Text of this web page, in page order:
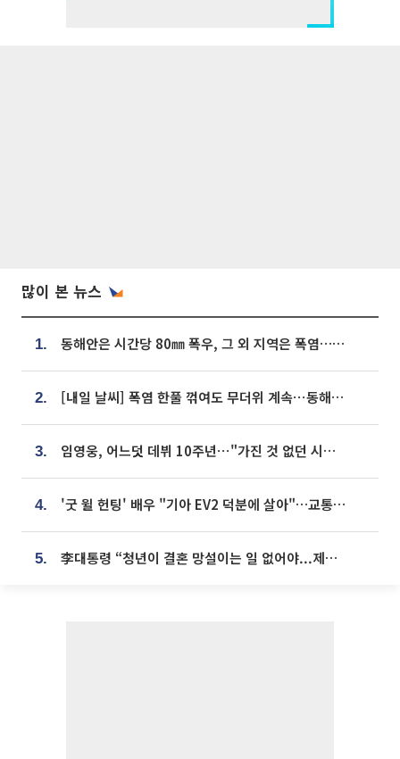
많이 본 뉴스
1. 동해안은 시간당 80㎜ 폭우, 그 외 지역은 폭염…‘극과 극 날씨’
2. [내일 날씨] 폭염 한풀 꺾여도 무더위 계속⋯동해안 이틀 연속 비
3. 임영웅, 어느덧 데뷔 10주년⋯"가진 것 없던 시절, 내 앞엔 20명의 팬뿐"
4. '굿 윌 헌팅' 배우 "기아 EV2 덕분에 살아"…교통사고 후 안전성 극찬
5. 李대통령 “청년이 결혼 망설이는 일 없어야...제도상 불이익 조사”